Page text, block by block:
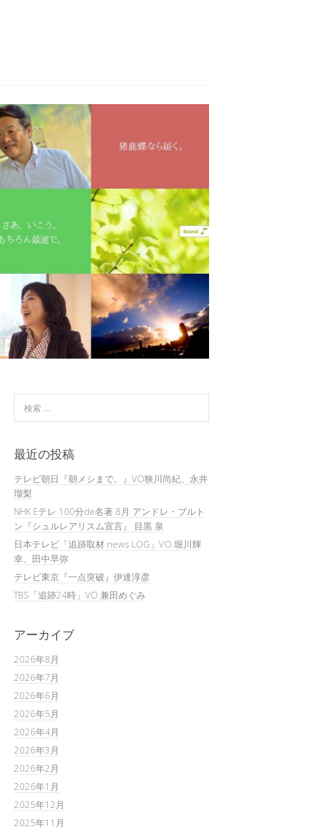
最近の投稿
テレビ朝日『朝メシまで。』VO狭川尚紀、永井
瑠梨
NHK Eテレ 100分de名著 8月 アンドレ・ブルト
ン『シュルレアリスム宣言』 目黒 泉
日本テレビ「追跡取材 news LOG」VO.堀川輝
幸、田中早弥
テレビ東京『一点突破』伊達淳彦
TBS「追跡24時」VO.兼田めぐみ
アーカイブ
2026年8月
2026年7月
2026年6月
2026年5月
2026年4月
2026年3月
2026年2月
2026年1月
2025年12月
2025年11月